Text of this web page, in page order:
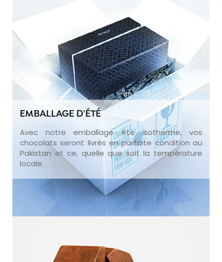
EMBALLAGE D'ÉTÉ
Avec notre emballage été isotherme, vos
chocolats seront livrés en parfaite condition au
Pakistan et ce, quelle que soit la température
locale.